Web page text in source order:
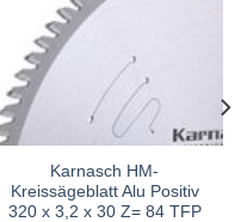
Karnasch HM-
Kreissägeblatt Alu Positiv
320 x 3,2 x 30 Z= 84 TFP